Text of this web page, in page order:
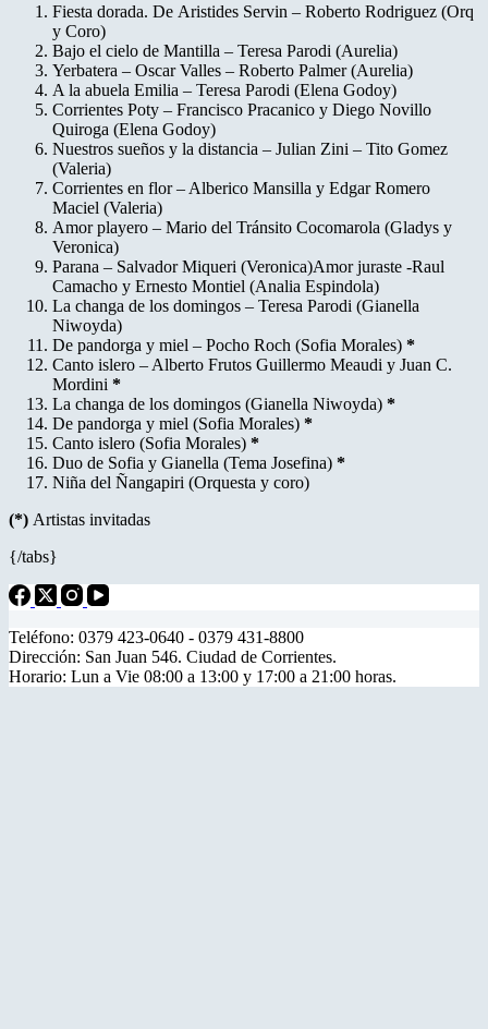
Fiesta dorada. De Aristides Servin – Roberto Rodriguez (Orq
y Coro)
Bajo el cielo de Mantilla – Teresa Parodi (Aurelia)
Yerbatera – Oscar Valles – Roberto Palmer (Aurelia)
A la abuela Emilia – Teresa Parodi (Elena Godoy)
Corrientes Poty – Francisco Pracanico y Diego Novillo
Quiroga (Elena Godoy)
Nuestros sueños y la distancia – Julian Zini – Tito Gomez
(Valeria)
Corrientes en flor – Alberico Mansilla y Edgar Romero
Maciel (Valeria)
Amor playero – Mario del Tránsito Cocomarola (Gladys y
Veronica)
Parana – Salvador Miqueri (Veronica)Amor juraste -Raul
Camacho y Ernesto Montiel (Analia Espindola)
La changa de los domingos – Teresa Parodi (Gianella
Niwoyda)
De pandorga y miel – Pocho Roch (Sofia Morales) *
Canto islero – Alberto Frutos Guillermo Meaudi y Juan C.
Mordini *
La changa de los domingos (Gianella Niwoyda) *
De pandorga y miel (Sofia Morales) *
Canto islero (Sofia Morales) *
Duo de Sofia y Gianella (Tema Josefina) *
Niña del Ñangapiri (Orquesta y coro)
(*) Artistas invitadas
{/tabs}
Teléfono: 0379 423-0640 - 0379 431-8800
Dirección: San Juan 546. Ciudad de Corrientes.
Horario: Lun a Vie 08:00 a 13:00 y 17:00 a 21:00 horas.